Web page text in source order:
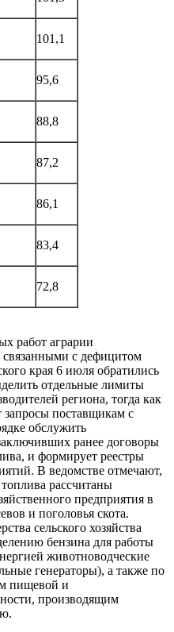
101,1
95,6
88,8
87,2
86,1
83,4
72,8
работ аграрии
связанными с дефицитом
края 6 июля обратились
отдельные лимиты
региона, тогда как
запросы поставщикам с
обслужить
ранее договоры
и формирует реестры
В ведомстве отмечают,
рассчитаны
предприятия в
и поголовья скота.
сельского хозяйства
бензина для работы
животноводческие
генераторы), а также по
пищевой и
производящим